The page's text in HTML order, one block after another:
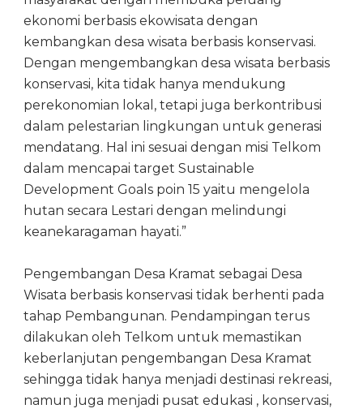
ekonomi berbasis ekowisata dengan
kembangkan desa wisata berbasis konservasi.
Dengan mengembangkan desa wisata berbasis
konservasi, kita tidak hanya mendukung
perekonomian lokal, tetapi juga berkontribusi
dalam pelestarian lingkungan untuk generasi
mendatang. Hal ini sesuai dengan misi Telkom
dalam mencapai target Sustainable
Development Goals poin 15 yaitu mengelola
hutan secara Lestari dengan melindungi
keanekaragaman hayati.”
Pengembangan Desa Kramat sebagai Desa
Wisata berbasis konservasi tidak berhenti pada
tahap Pembangunan. Pendampingan terus
dilakukan oleh Telkom untuk memastikan
keberlanjutan pengembangan Desa Kramat
sehingga tidak hanya menjadi destinasi rekreasi,
namun juga menjadi pusat edukasi , konservasi,